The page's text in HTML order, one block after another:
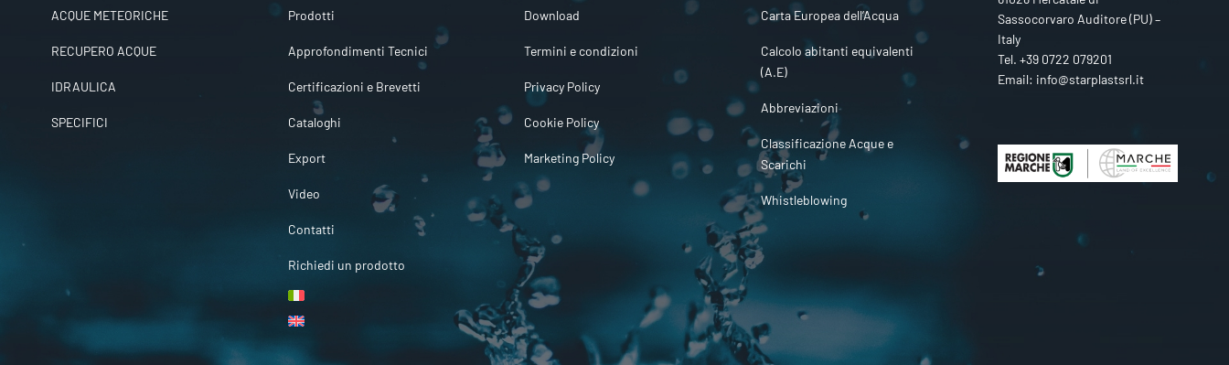
ACQUE METEORICHE
RECUPERO ACQUE
IDRAULICA
SPECIFICI
Prodotti
Approfondimenti Tecnici
Certificazioni e Brevetti
Cataloghi
Export
Video
Contatti
Richiedi un prodotto
Download
Termini e condizioni
Privacy Policy
Cookie Policy
Marketing Policy
Carta Europea dell’Acqua
Calcolo abitanti equivalenti
(A.E)
Abbreviazioni
Classificazione Acque e
Scarichi
Whistleblowing
Sassocorvaro Auditore (PU) –
Italy
Tel. +39 0722 079201
Email: info@starplastsrl.it